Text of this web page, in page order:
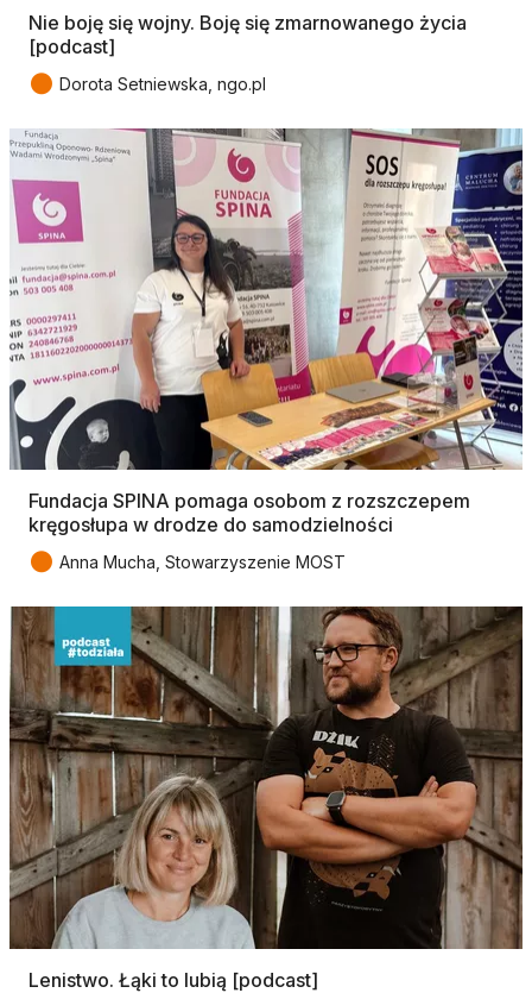
Nie boję się wojny. Boję się zmarnowanego życia
[podcast]
● Dorota Setniewska, ngo.pl
Fundacja SPINA pomaga osobom z rozszczepem
kręgosłupa w drodze do samodzielności
● Anna Mucha, Stowarzyszenie MOST
Lenistwo. Łąki to lubią [podcast]